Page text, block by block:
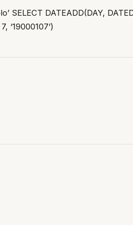
SELECT DATEADD(DAY,
‘19000107’)